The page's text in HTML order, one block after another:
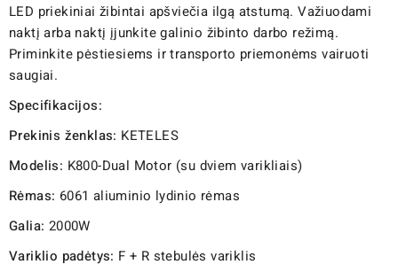
LED priekiniai žibintai apšviečia ilgą atstumą. Važiuodami
naktį arba naktį įjunkite galinio žibinto darbo režimą.
Priminkite pėstiesiems ir transporto priemonėms vairuoti
saugiai.
Specifikacijos:
Prekinis ženklas: KETELES
Modelis: K800-Dual Motor (su dviem varikliais)
Rėmas: 6061 aliuminio lydinio rėmas
Galia: 2000W
Variklio padėtys: F + R stebulės variklis